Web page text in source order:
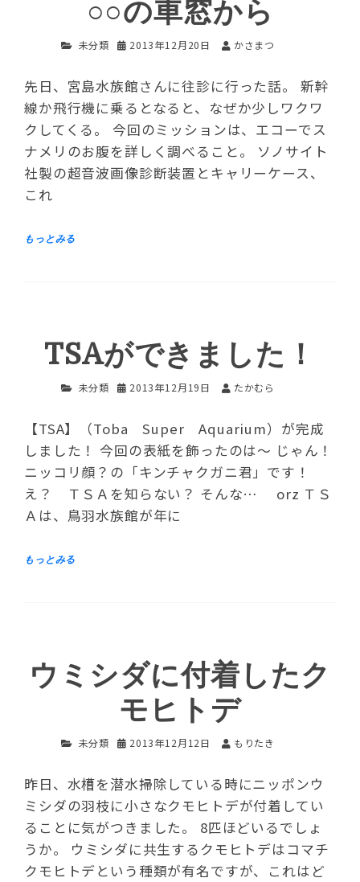
○○の車窓から
未分類 2013年12月20日 かさまつ
先日、宮島水族館さんに往診に行った話。 新幹
線か飛行機に乗るとなると、なぜか少しワクワ
クしてくる。 今回のミッションは、エコーでス
ナメリのお腹を詳しく調べること。 ソノサイト
社製の超音波画像診断装置とキャリーケース、
これ
TSAができました！
未分類 2013年12月19日 たかむら
【TSA】（Toba Super Aquarium）が完成
しました！ 今回の表紙を飾ったのは～ じゃん！
ニッコリ顔？の「キンチャクガニ君」です！
え？ ＴＳＡを知らない？ そんな… orz ＴＳ
Ａは、鳥羽水族館が年に
ウミシダに付着したク
モヒトデ
未分類 2013年12月12日 もりたき
昨日、水槽を潜水掃除している時にニッポンウ
ミシダの羽枝に小さなクモヒトデが付着してい
ることに気がつきました。 8匹ほどいるでしょ
うか。 ウミシダに共生するクモヒトデはコマチ
クモヒトデという種類が有名ですが、これはど